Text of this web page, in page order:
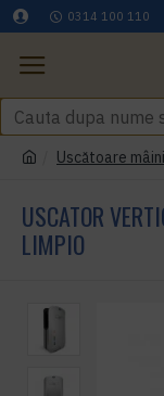
0314 100 110
Uscătoare mâini
USCATOR
LIMPIO